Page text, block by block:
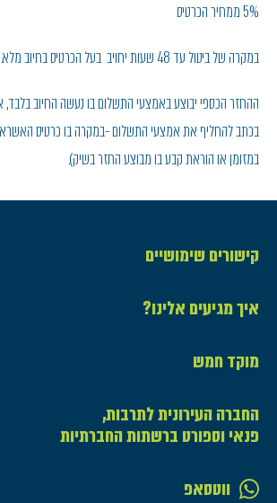
5% ממחיר הכרטיס
במקרה של ביטול עד 48 שעות יחויב בעל הכרטיס בחיוב מלא.
ההחזר הכספי יבוצע באמצעי התשלום בו נעשה החיוב
בכתב להחליף את אמצעי התשלום -במקרה בו כרטיס
במזומן או הוראת קבע בו מבוצע החזר בשיק).
קישורים שימושיים
איך מגיעים אלינו?
מוקד חמש
החברה העירונית לתרבות,
פנאי וספורט ברשתות החברתיות
ווטסאפ